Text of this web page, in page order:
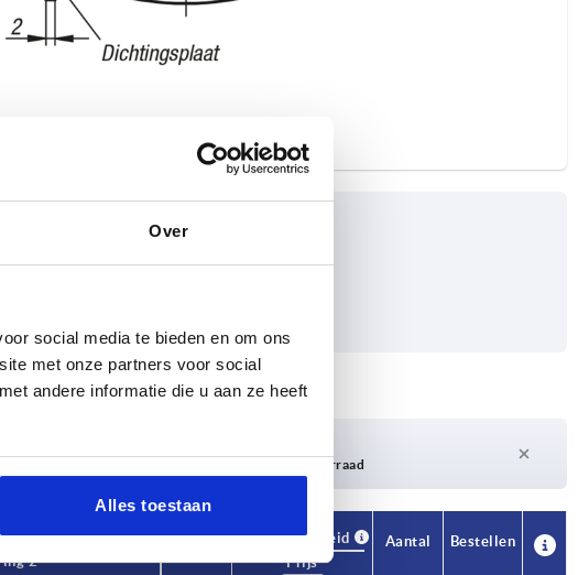
Over
social media te bieden en om ons
met onze partners voor social
andere informatie die u aan ze heeft
Alles toestaan
Momenteel niet op voorraad
2
Beschikbaarheid
Prijs
Aantal Bestellen